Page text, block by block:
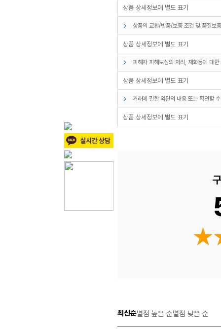
상품 상세정보에 별도 표기
상품의 교환/반품/보증 조건 및 품질보
상품 상세정보에 별도 표기
피해자 피해보상의 처리, 재화등에 대
상품 상세정보에 별도 표기
거래에 관한 약관의 내용 또는 확인할
상품 상세정보에 별도 표기
최신순별점 높은 순별점 낮은 순